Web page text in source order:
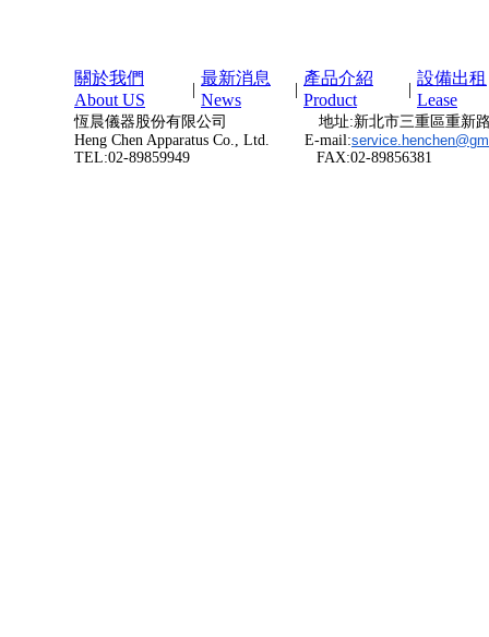
關於我們
About US
|
最新消息
News
|
產品介紹
Product
|
設備出租
Lease
恆晨儀器股份有限公司 地址:新北市三重區重新路4
Heng Chen Apparatus Co., Ltd. E-mail:
TEL:02-89859949 FAX:02-89856381